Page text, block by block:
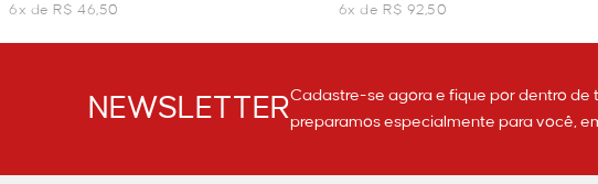
6x de R$ 46,50
6x de R$ 92,50
NEWSLETTERCadastre-se agora e fique por dentro de
preparamos especialmente para você,